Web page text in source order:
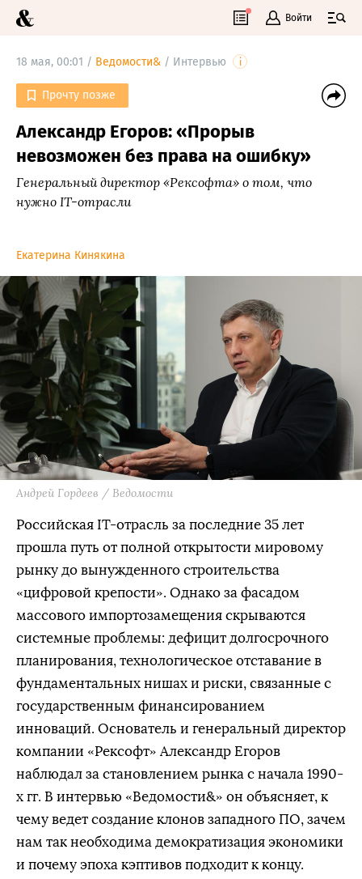
Войти
18 мая, 00:01 / Ведомости& / Интервью i
Прочту позже
Александр Егоров: «Прорыв
невозможен без права на ошибку»
Генеральный директор «Рексофта» о том, что
нужно IT-отрасли
Екатерина Кинякина
Андрей Гордеев / Ведомости
Российская IT-отрасль за последние 35 лет
прошла путь от полной открытости мировому
рынку до вынужденного строительства
«цифровой крепости». Однако за фасадом
массового импортозамещения скрываются
системные проблемы: дефицит долгосрочного
планирования, технологическое отставание в
фундаментальных нишах и риски, связанные с
государственным финансированием
инноваций. Основатель и генеральный директор
компании «Рексофт» Александр Егоров
наблюдал за становлением рынка с начала 1990-
х гг. В интервью «Ведомости&» он объясняет, к
чему ведет создание клонов западного ПО, зачем
нам так необходима демократизация экономики
и почему эпоха кэптивов подходит к концу.